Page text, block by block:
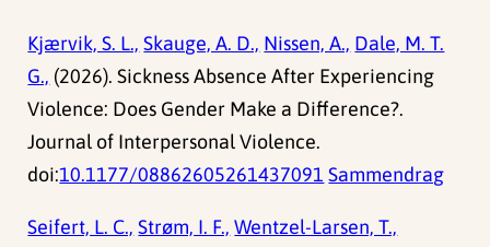
Kjærvik, S. L., Skauge, A. D., Nissen, A., Dale, M. T.
G., (2026). Sickness Absence After Experiencing
Violence: Does Gender Make a Difference?.
Journal of Interpersonal Violence.
doi:10.1177/08862605261437091 Sammendrag
Seifert, L. C., Strøm, I. F., Wentzel-Larsen, T.,